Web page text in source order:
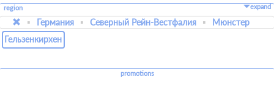
region expand
Германия Северный Рейн-Вестфалия
Мюнстер
Гельзенкирхен
promotions